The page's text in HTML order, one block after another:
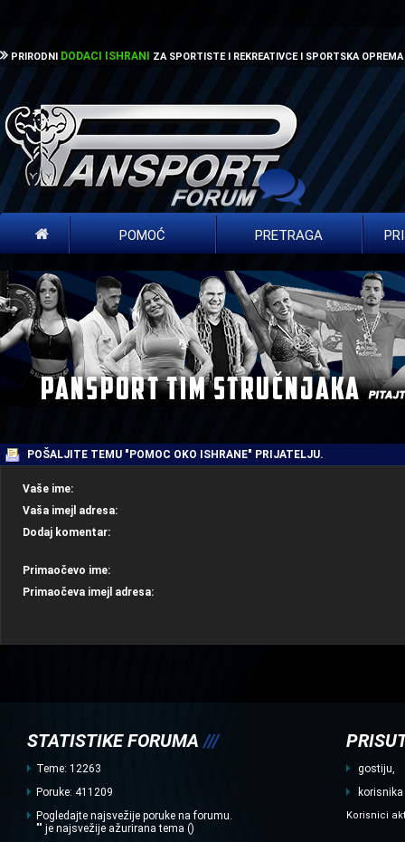
PRIRODNI DODACI ISHRANI ZA SPORTISTE I REKREATIVCE I SPORTSKA OPREMA
POMOĆ PRETRAGA
POŠALJITE TEMU "POMOC OKO ISHRANE" PRIJATELJU.
Vaše ime:
Vaša imejl adresa:
Dodaj komentar:
Primaočevo ime:
Primaočeva imejl adresa:
STATISTIKE FORUMA ///
Teme: 12263
Poruke: 411209
Pogledajte najsvežije poruke na forumu.
"" je najsvežije ažurirana tema ()
gostiju,
korisnika
Korisnici